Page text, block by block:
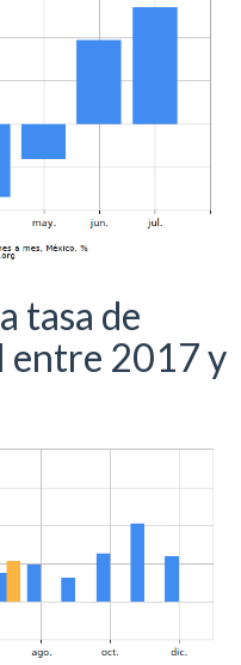
tasa de
entre 2017 y